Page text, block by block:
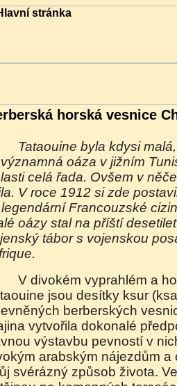
horská vesnice
Tataouine byla kdysi malá, naprosto
oáza v jižním
celá řada. Ovšem v
V roce 1912 si zde
Francouzské
oázy stal na příští
tábor s vojenskou
V divokém vyprahlém a hornatém okolí
jsou desítky ksur
berberských
vytvořila dokonalé
výstavbu pevností v
arabským nájezdům a
svérázný způsob života.